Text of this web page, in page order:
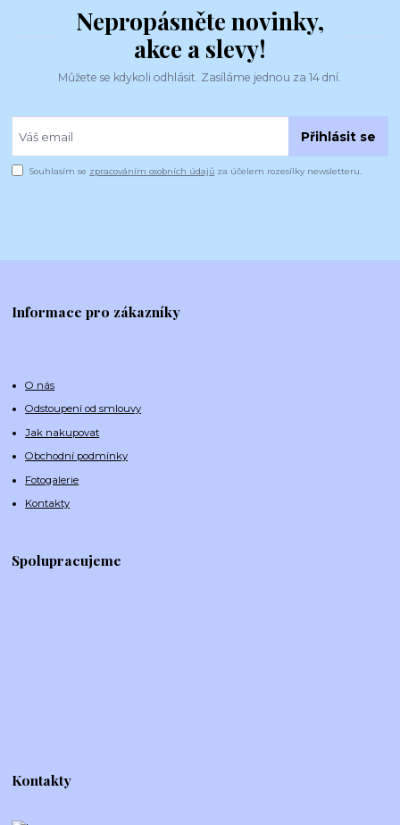
Nepropásněte novinky,
akce a slevy!
Můžete se kdykoli odhlásit. Zasíláme jednou za 14 dní.
Přihlásit se
Souhlasím se zpracováním osobních údajů za účelem rozesílky newsletteru.
Informace pro zákazníky
O nás
Odstoupení od smlouvy
Jak nakupovat
Obchodní podmínky
Fotogalerie
Kontakty
Spolupracujeme
Kontakty